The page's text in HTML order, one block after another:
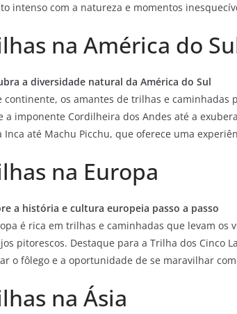
intenso com a natureza e momentos
na América do
a diversidade natural da América do Sul
continente, os amantes de trilhas e
a imponente Cordilheira dos Andes até a
Inca até Machu Picchu, que oferece uma
na Europa
a história e cultura europeia passo a passo
é rica em trilhas e caminhadas que levam os
pitorescos. Destaque para a Trilha dos Cinco
o fôlego e a oportunidade de se maravilhar
na Ásia